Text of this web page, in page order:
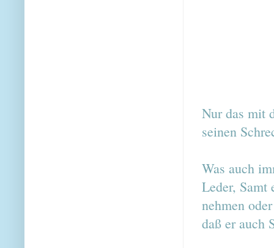
Nur das mit
seinen
Was auch
Leder,
nehmen
daß er auch